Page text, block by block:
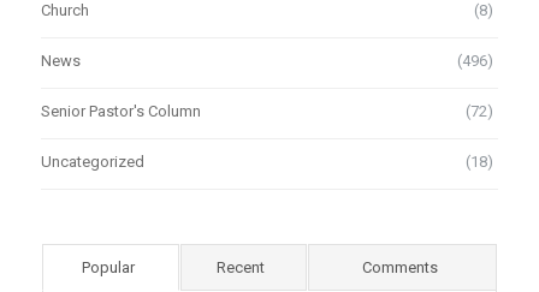
Church (8)
News (496)
Senior Pastor's Column (72)
Uncategorized (18)
Popular Recent Comments